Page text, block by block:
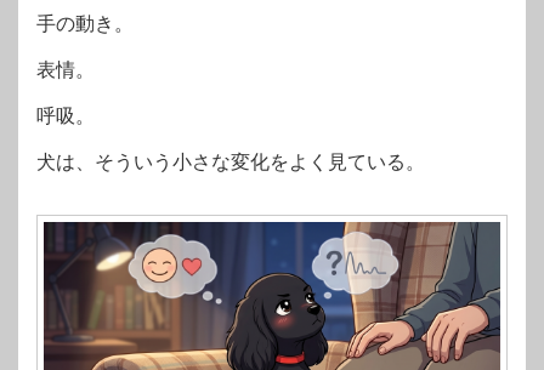
手の動き。
表情。
呼吸。
犬は、そういう小さな変化をよく見ている。